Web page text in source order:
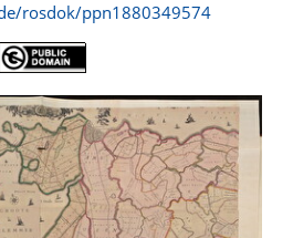
rosdok/ppn1880349574